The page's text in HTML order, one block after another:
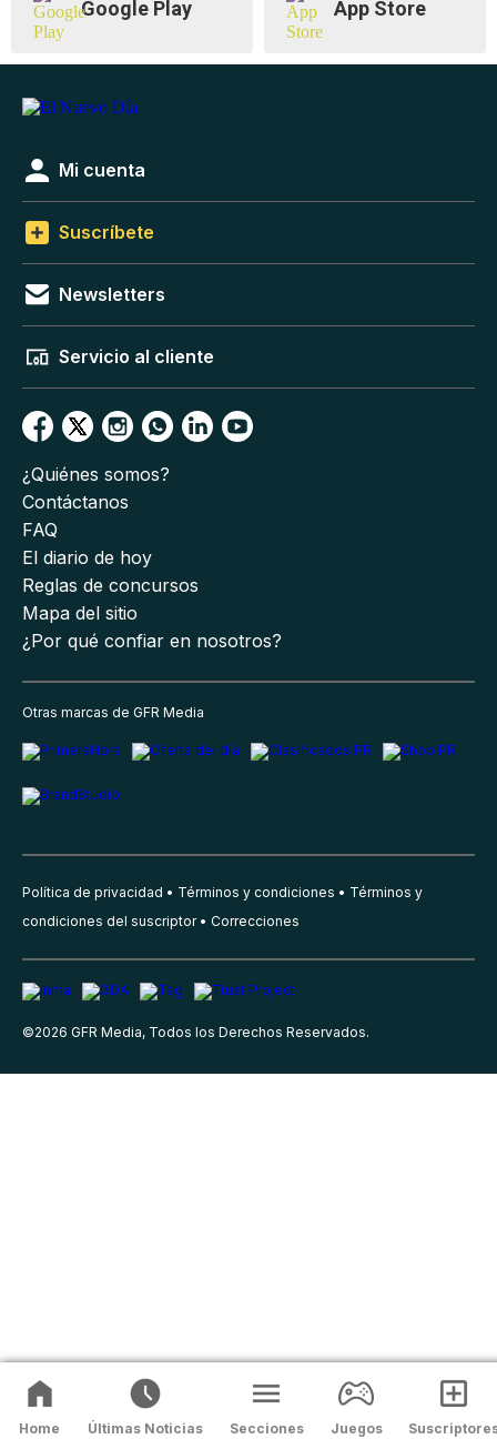
Google Play App Store
Mi cuenta
Suscríbete
Newsletters
Servicio al cliente
¿Quiénes somos?
Contáctanos
FAQ
El diario de hoy
Reglas de concursos
Mapa del sitio
¿Por qué confiar en nosotros?
Otras marcas de GFR Media
Política de privacidad Términos y condiciones
Términos y
condiciones del suscriptor
Correcciones
©2026 GFR Media, Todos los Derechos Reservados.
Home Últimas Noticias Secciones Juegos